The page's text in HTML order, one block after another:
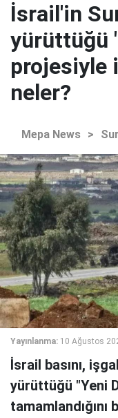
İsrail'in
yürüttüğü
projesiyle
neler?
Mepa News >
Yayınlanma: 10 Ağustos
İsrail basını,
yürüttüğü "Yeni
tamamlandığını